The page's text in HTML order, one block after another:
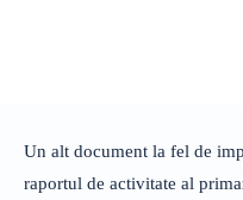
Un alt document la fel de
raportul de activitate al